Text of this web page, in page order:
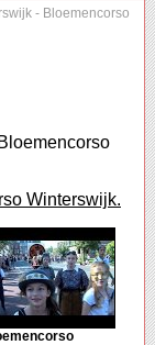
- Bloemencorso
Winterswijk.